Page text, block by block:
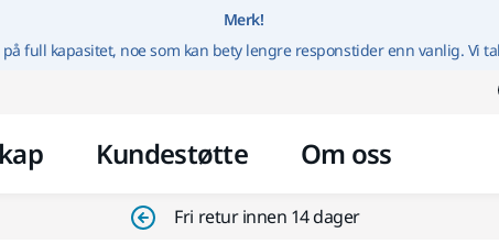
Gå til innhold
Merk!
full kapasitet, noe som kan bety lengre responstider enn vanlig. Vi
Kundestøtte Om oss
Fri retur innen 14 dager